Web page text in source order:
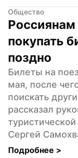
Общество
Россиянам
покупать
поздно
Билеты на
мая, после
поискать
рассказал
Сергей
Подробнее >